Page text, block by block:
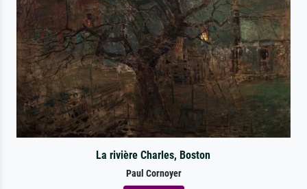
La rivière Charles, Boston
Paul Cornoyer